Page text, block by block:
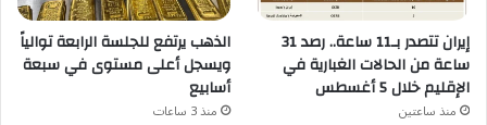
إيران تتصدر بـ11 ساعة.. رصد 31
ساعة من الحالات الغبارية في
الإقليم خلال 5 أغسطس
منذ ساعتين
الذهب يرتفع للجلسة الرابعة توالياً
ويسجل أعلى مستوى في سبعة
أسابيع
منذ 3 ساعات